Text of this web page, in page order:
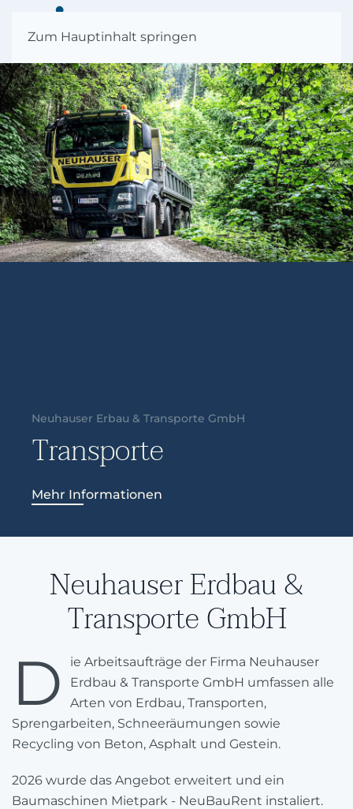
Zum Hauptinhalt springen
Neuhauser Erbau & Transporte GmbH
Transporte
Mehr Informationen
Neuhauser Erdbau &
Transporte GmbH
D
ie Arbeitsaufträge der Firma Neuhauser
Erdbau & Transporte GmbH umfassen alle
Arten von Erdbau, Transporten,
Sprengarbeiten, Schneeräumungen sowie
Recycling von Beton, Asphalt und Gestein.
2026 wurde das Angebot erweitert und ein
Baumaschinen Mietpark - NeuBauRent instaliert.